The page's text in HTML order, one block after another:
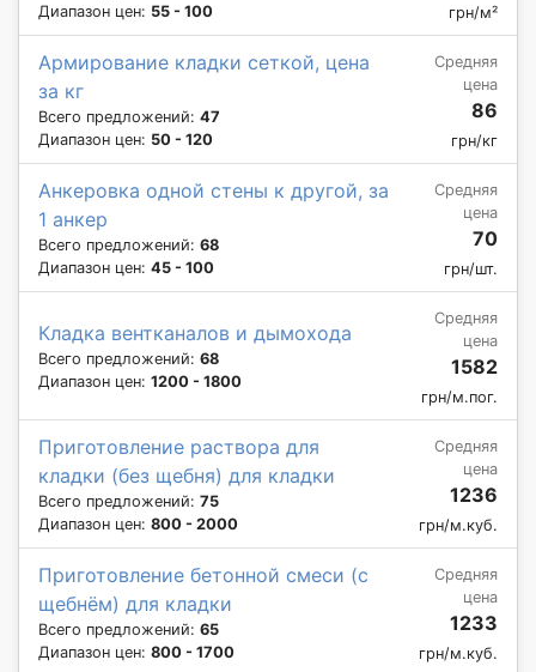
Диапазон цен: 55 - 100 грн/м²
Армирование кладки сеткой, цена
за кг
Всего предложений: 47
Диапазон цен: 50 - 120
Средняя
цена
86
грн/кг
Анкеровка одной стены к другой, за
1 анкер
Всего предложений: 68
Диапазон цен: 45 - 100
Средняя
цена
70
грн/шт.
Кладка вентканалов и дымохода
Всего предложений: 68
Диапазон цен: 1200 - 1800
Средняя
цена
1582
грн/м.пог.
Приготовление раствора для
кладки (без щебня) для кладки
Всего предложений: 75
Диапазон цен: 800 - 2000
Средняя
цена
1236
грн/м.куб.
Приготовление бетонной смеси (с
щебнём) для кладки
Всего предложений: 65
Диапазон цен: 800 - 1700
Средняя
цена
1233
грн/м.куб.